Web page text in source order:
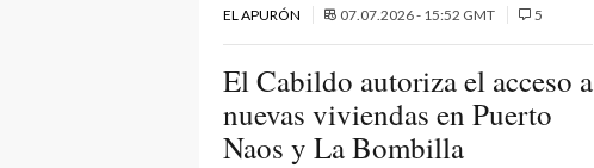
EL APURÓN 07.07.2026 - 15:52 GMT 5
El Cabildo autoriza el acceso a
nuevas viviendas en Puerto
Naos y La Bombilla